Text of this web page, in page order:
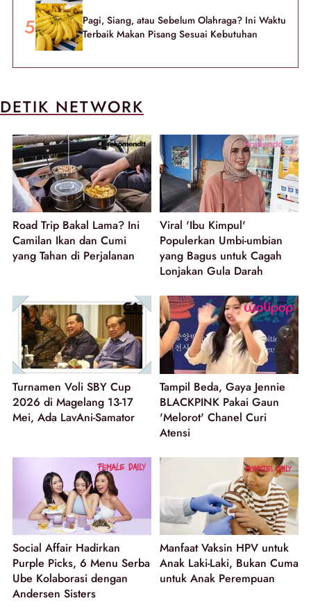
Pagi, Siang, atau Sebelum Olahraga? Ini Waktu
Terbaik Makan Pisang Sesuai Kebutuhan
DETIK NETWORK
Road Trip Bakal Lama? Ini
Camilan Ikan dan Cumi
yang Tahan di Perjalanan
Viral 'Ibu Kimpul'
Populerkan Umbi-umbian
yang Bagus untuk Cagah
Lonjakan Gula Darah
Turnamen Voli SBY Cup
2026 di Magelang 13-17
Mei, Ada LavAni-Samator
Tampil Beda, Gaya Jennie
BLACKPINK Pakai Gaun
'Melorot' Chanel Curi
Atensi
Social Affair Hadirkan
Purple Picks, 6 Menu Serba
Ube Kolaborasi dengan
Andersen Sisters
Manfaat Vaksin HPV untuk
Anak Laki-Laki, Bukan Cuma
untuk Anak Perempuan